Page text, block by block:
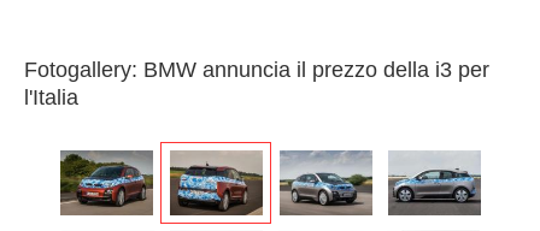
Fotogallery: BMW annuncia il prezzo della i3 per
l'Italia